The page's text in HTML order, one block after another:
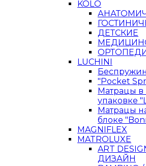
KOLO
ДЕТСКИЕ
LUCHINI
"Pocket
Матрацы в
упаковке
Матрацы
блоке
MAGNIFLEX
MATROLUXE
ART
ДИЗАЙН